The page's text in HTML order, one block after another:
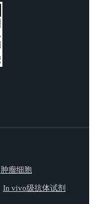
肿瘤细胞
In vivo级抗体试剂